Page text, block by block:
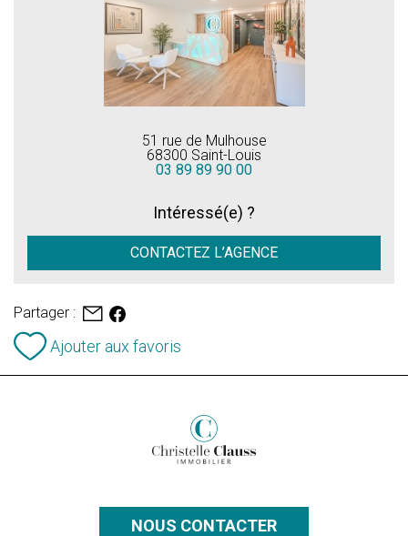
51 rue de Mulhouse
68300 Saint-Louis
03 89 89 90 00
Intéressé(e) ?
CONTACTEZ L’AGENCE
Partager :
Ajouter aux favoris
NOUS CONTACTER